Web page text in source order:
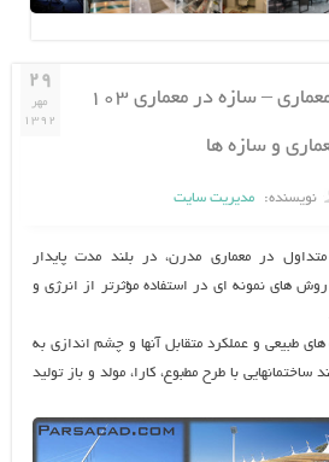
۲۹
مهر
۱۳۹۲
پروژه انسان طبیعت معماری – سازه در معماری ۱۰۳
و سازه ها
نویسنده: مدیریت سایت
در معماري مدرن، در بلند مدت پايدار
هاي نمونه اي در استفاده مؤثرتر از انرژي و
طبيعي و عملكرد متقابل آنها و چشم اندازي به
ساختمانهايي با طرح مطبوع، كارا، مولد و باز توليد